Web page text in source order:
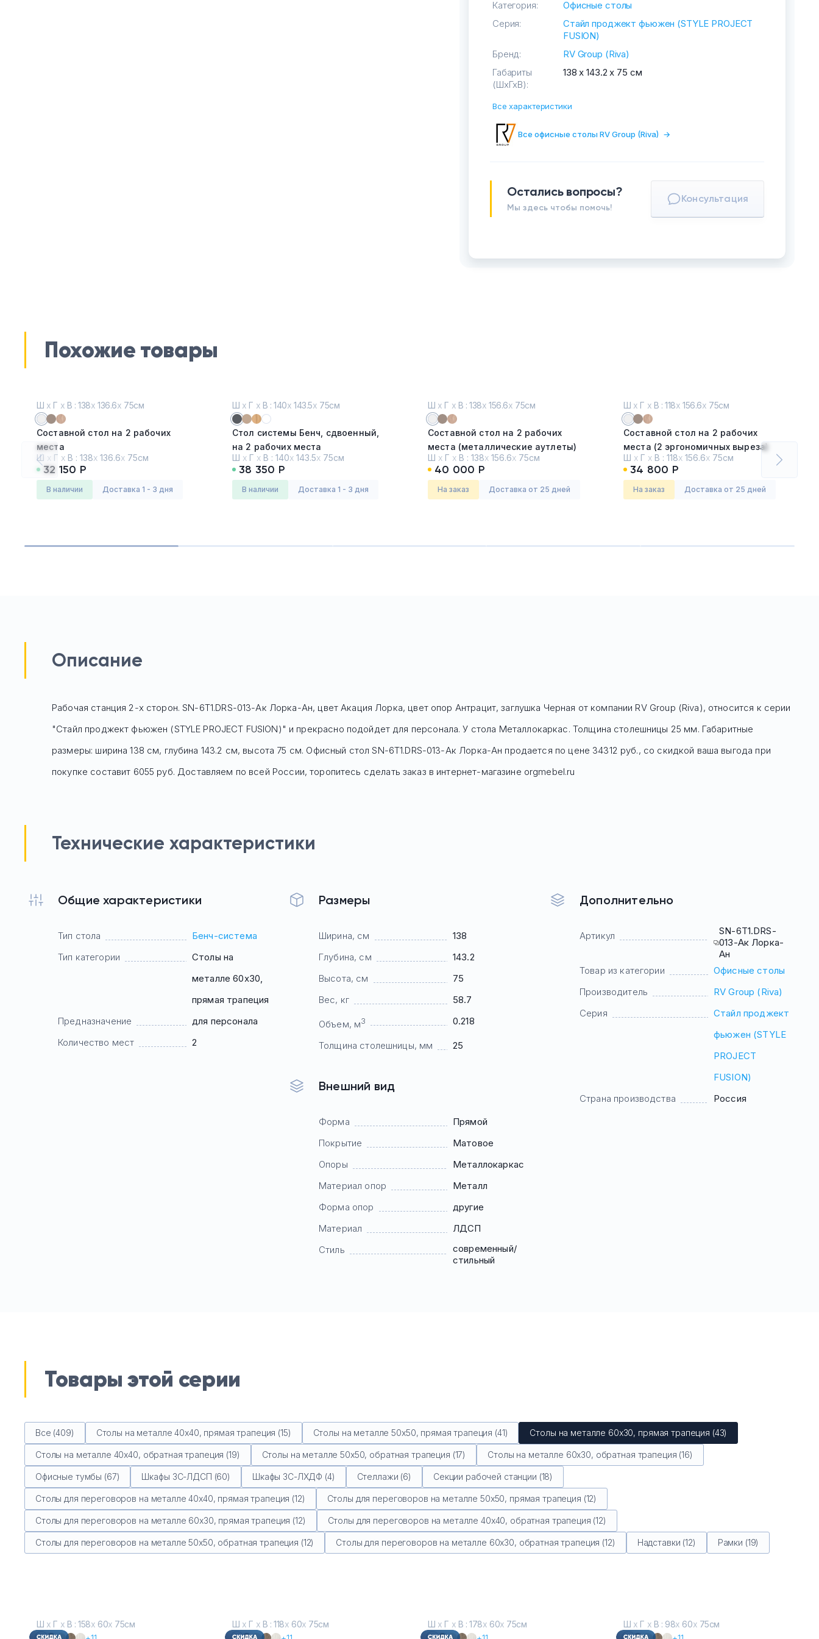
Категория:
Офисные столы
Серия:
Стайл проджект фьюжен (STYLE PROJECT
FUSION)
Бренд:
RV Group (Riva)
Габариты
(ШхГхВ):
138 х 143.2 х 75 см
Все характеристики
Все офисные столы RV Group (Riva) →
Остались вопросы?
Мы здесь чтобы помочь!
Консультация
Похожие товары
Ш х Г х В : 138х 136.6х 75см
Составной стол на 2 рабочих
места
Белый (BL)
Ш х Г х В : 138х 136.6х 75см
Серия:Арена (Arena)
32 150 Р
в наличии Доставка 1 - 3 дня
Ш х Г х В : 140х 143.5х 75см
Стол системы Бенч, сдвоенный,
на 2 рабочих места
GRAPHIT MATT
Ш х Г х В : 140х 143.5х 75см
Серия:Арредо (ARREDO)
38 350 Р
в наличии Доставка 1 - 3 дня
Ш х Г х В : 138х 156.6х 75см
Составной стол на 2 рабочих
места (металлические аутлеты)
Белый (BL)
Ш х Г х В : 138х 156.6х 75см
Серия:Арена (Arena)
40 000 Р
На заказ Доставка от 25 дней
Ш х Г х В : 118х 156.6х 75см
Составной стол на 2 рабочих
места (2 эргономичных выреза)
Белый (BL)
Ш х Г х В : 118х 156.6х 75см
Серия:Арена (Arena)
34 800 Р
На заказ Доставка от 25 дней
Описание
Рабочая станция 2-х сторон. SN-6T1.DRS-013-Ак Лорка-Ан, цвет Акация Лорка, цвет опор Антрацит, заглушка Черная от компании RV Group (Riva), относится к серии
"Стайл проджект фьюжен (STYLE PROJECT FUSION)" и прекрасно подойдет для персонала. У стола Mеталлокаркас. Толщина столешницы 25 мм. Габаритные
размеры: ширина 138 см, глубина 143.2 см, высота 75 см. Офисный столSN-6T1.DRS-013-Ак Лорка-Ан продается по цене 34312 руб., со скидкой ваша выгода при
покупке составит 6055 руб. Доставляем по всей России, торопитесь сделать заказ в интернет-магазине orgmebel.ru
Технические характеристики
Общие характеристики
Тип стола
Бенч-система
Тип категории
Столы на
металле 60х30,
прямая трапеция
Предназначение
для персонала
Количество мест
2
Размеры
Ширина, см
138
Глубина, см
143.2
Высота, см
75
Вес, кг
58.7
Объем, м3 0.218
Толщина столешницы, мм 25
Внешний вид
Форма
Прямой
Покрытие
Матовое
Опоры
Mеталлокаркас
Материал опор
Металл
Форма опор
другие
Материал
ЛДСП
Стиль
современный/
стильный
Дополнительно
Артикул
SN-6T1.DRS-
013-Ак Лорка-
Ан
Товар из категории
Офисные столы
Производитель
RV Group (Riva)
Серия
Стайл проджект
фьюжен (STYLE
PROJECT
FUSION)
Страна производства
Россия
Товары этой серии
Все (409) Столы на металле 40х40, прямая трапеция (15) Столы на металле 50х50, прямая трапеция (41) Столы на металле 60х30, прямая трапеция (43)
Столы на металле 40х40, обратная трапеция (19) Столы на металле 50х50, обратная трапеция (17) Столы на металле 60х30, обратная трапеция (16)
Офисные тумбы (67) Шкафы ЗС-ЛДСП (60) Шкафы ЗС-ЛХДФ (4) Стеллажи (6) Секции рабочей станции (18)
Столы для переговоров на металле 40х40, прямая трапеция (12) Столы для переговоров на металле 50х50, прямая трапеция (12)
Столы для переговоров на металле 60х30, прямая трапеция (12) Столы для переговоров на металле 40х40, обратная трапеция (12)
Столы для переговоров на металле 50х50, обратная трапеция (12) Столы для переговоров на металле 60х30, обратная трапеция (12) Надставки (12) Рамки (19)
Ш х Г х В : 158х 60х 75см
Ш х Г х В : 118х 60х 75см
Ш х Г х В : 178х 60х 75см
Ш х Г х В : 98х 60х 75см